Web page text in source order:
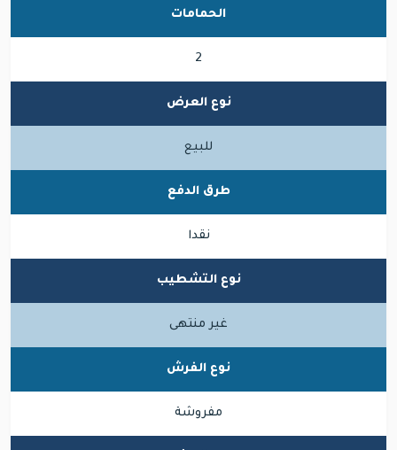
الحمامات
2
نوع العرض
للبيع
طرق الدفع
نقدا
نوع التشطيب
غير منتهى
نوع الفرش
مفروشة